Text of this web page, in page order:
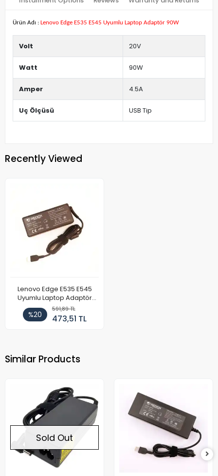
Ürün Adı : Lenovo Edge E535 E545 Uyumlu Laptop Adaptör 90W
Volt 20V
Watt 90W
Amper 4.5A
Uç Ölçüsü USB Tip
Recently Viewed
Lenovo Edge E535 E545
Uyumlu Laptop Adaptör
90W
%20
591,89 TL
473,51 TL
Similar Products
Sold Out